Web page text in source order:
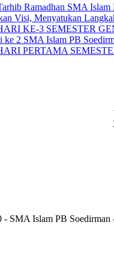
Ramadhan SMA Islam
Visi, Menyatukan
KE-3 SEMESTER
ke 2 SMA Islam PB
PERTAMA
- SMA Islam PB Soedirman